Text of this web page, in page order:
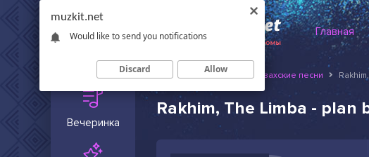
Главная
Вечеринка
Muzkit.net Русские и казахские песни
Rakhim, The Limba - plan
muzkit.net
Would like to send you notifications
Discard Allow